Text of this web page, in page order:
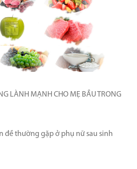
LÀNH MẠNH CHO MẸ BẦU TRONG
đề thường gặp ở phụ nữ sau sinh